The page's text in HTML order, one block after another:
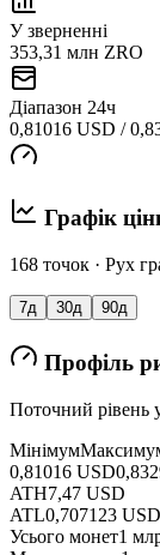
У зверненні
353,31 млн ZRO
Діапазон 24ч
0,81016 USD /
Графік
168 точок · Рух
7д 30д 90д
Профіль
Поточний рівень
Мінімум
0,81016 USD
ATH7,47 USD
ATL0,707123 USD
Усього монет1